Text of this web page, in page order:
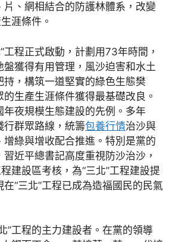
片、網相結合的防護林體系，改變
涯條件。
工程正式啟動，計劃用73年時間，
盤獲得有用管理，風沙迫害和水土
持，構筑一道堅實的綠色生態樊
生產生涯條件獲得最基礎改良。
年夜規模生態建設的先例。多年
行群眾路線，統籌包養行情治沙與
增綠與增收配合推進。特別是黨的
近平總書記高度重視防沙治沙，
建設區考核，為“三北”工程建設提
“三北”工程已成為造福國民的民氣
”工程的主力建設者。在黨的領導